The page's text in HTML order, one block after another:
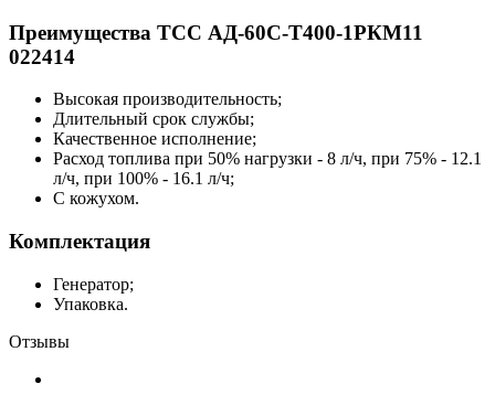
Преимущества ТСС АД-60С-Т400-1РКМ11
022414
Высокая производительность;
Длительный срок службы;
Качественное исполнение;
Расход топлива при 50% нагрузки - 8 л/ч, при 75% - 12.1
л/ч, при 100% - 16.1 л/ч;
С кожухом.
Комплектация
Генератор;
Упаковка.
Отзывы